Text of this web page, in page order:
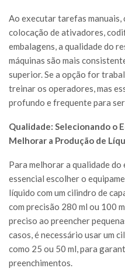
Ao executar tarefas manuais,
colocação de ativadores,
embalagens, a qualidade do
máquinas são mais
superior. Se a opção for
treinar os operadores, mas
profundo e frequente para
Qualidade: Selecionando o
Melhorar a Produção de
Para melhorar a qualidade
essencial escolher o
líquido com um cilindro de
com precisão 280 ml ou 100
preciso ao preencher
casos, é necessário usar um
como 25 ou 50 ml, para
preenchimentos.